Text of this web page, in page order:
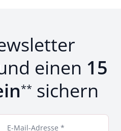
einen 15
** sichern
E-Mail-Adresse *